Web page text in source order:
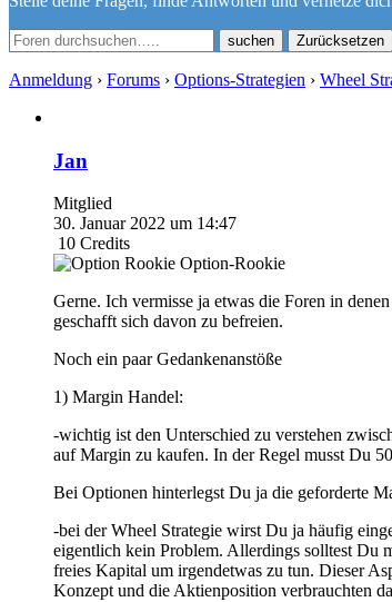
Zurücksetzen
Anmeldung › Forums › Options-Strategien › Wheel
Jan
Mitglied
30. Januar 2022 um 14:47
10 Credits
Option-Rookie
Gerne. Ich vermisse ja etwas die Foren in
geschafft sich davon zu befreien.
Noch ein paar Gedankenanstöße
1) Margin Handel:
-wichtig ist den Unterschied zu verstehen
auf Margin zu kaufen. In der Regel musst Du
Bei Optionen hinterlegst Du ja die geforderte
-bei der Wheel Strategie wirst Du ja häufig
eigentlich kein Problem. Allerdings solltest Du
freies Kapital um irgendetwas zu tun. Dieser
Konzept und die Aktienposition verbrauchten